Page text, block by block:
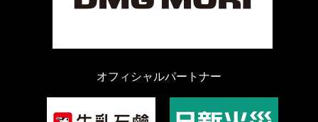
オフィシャルパートナー